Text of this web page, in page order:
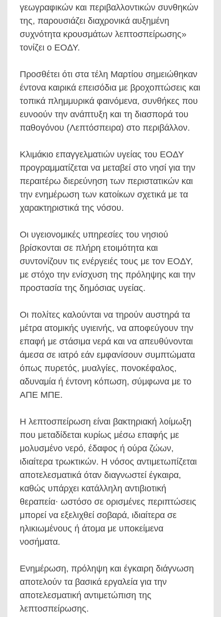
γεωγραφικών και περιβαλλοντικών συνθηκών
της, παρουσιάζει διαχρονικά αυξημένη
συχνότητα κρουσμάτων λεπτοσπείρωσης»
τονίζει ο ΕΟΔΥ.
Προσθέτει ότι στα τέλη Μαρτίου σημειώθηκαν
έντονα καιρικά επεισόδια με βροχοπτώσεις και
τοπικά πλημμυρικά φαινόμενα, συνθήκες που
ευνοούν την ανάπτυξη και τη διασπορά του
παθογόνου (Λεπτόσπειρα) στο περιβάλλον.
Κλιμάκιο επαγγελματιών υγείας του ΕΟΔΥ
προγραμματίζεται να μεταβεί στο νησί για την
περαιτέρω διερεύνηση των περιστατικών και
την ενημέρωση των κατοίκων σχετικά με τα
χαρακτηριστικά της νόσου.
Οι υγειονομικές υπηρεσίες του νησιού
βρίσκονται σε πλήρη ετοιμότητα και
συντονίζουν τις ενέργειές τους με τον ΕΟΔΥ,
με στόχο την ενίσχυση της πρόληψης και την
προστασία της δημόσιας υγείας.
Οι πολίτες καλούνται να τηρούν αυστηρά τα
μέτρα ατομικής υγιεινής, να αποφεύγουν την
επαφή με στάσιμα νερά και να απευθύνονται
άμεσα σε ιατρό εάν εμφανίσουν συμπτώματα
όπως πυρετός, μυαλγίες, πονοκέφαλος,
αδυναμία ή έντονη κόπωση, σύμφωνα με το
ΑΠΕ ΜΠΕ.
Η λεπτοσπείρωση είναι βακτηριακή λοίμωξη
που μεταδίδεται κυρίως μέσω επαφής με
μολυσμένο νερό, έδαφος ή ούρα ζώων,
ιδιαίτερα τρωκτικών. Η νόσος αντιμετωπίζεται
αποτελεσματικά όταν διαγνωστεί έγκαιρα,
καθώς υπάρχει κατάλληλη αντιβιοτική
θεραπεία· ωστόσο σε ορισμένες περιπτώσεις
μπορεί να εξελιχθεί σοβαρά, ιδιαίτερα σε
ηλικιωμένους ή άτομα με υποκείμενα
νοσήματα.
Ενημέρωση, πρόληψη και έγκαιρη διάγνωση
αποτελούν τα βασικά εργαλεία για την
αποτελεσματική αντιμετώπιση της
λεπτοσπείρωσης.